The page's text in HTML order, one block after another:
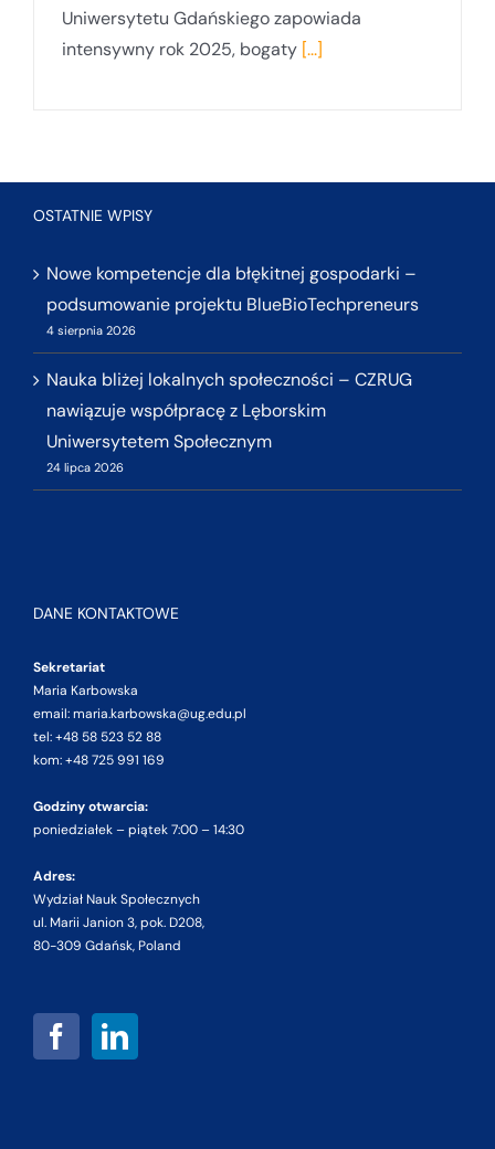
Uniwersytetu Gdańskiego zapowiada
intensywny rok 2025, bogaty [...]
OSTATNIE WPISY
Nowe kompetencje dla błękitnej gospodarki –
podsumowanie projektu BlueBioTechpreneurs
4 sierpnia 2026
Nauka bliżej lokalnych społeczności – CZRUG
nawiązuje współpracę z Lęborskim
Uniwersytetem Społecznym
24 lipca 2026
DANE KONTAKTOWE
Sekretariat
Maria Karbowska
email: maria.karbowska@ug.edu.pl
tel: +48 58 523 52 88
kom: +48 725 991 169
Godziny otwarcia:
poniedziałek – piątek 7:00 – 14:30
Adres:
Wydział Nauk Społecznych
ul. Marii Janion 3, pok. D208,
80-309 Gdańsk, Poland